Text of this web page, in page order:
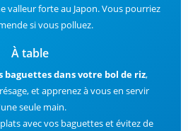
valleur forte au Japon. Vous pourriez
si vous polluez.
À table
baguettes dans votre bol de riz,
et apprenez à vous en servir
seule main.
avec vos baguettes et évitez de